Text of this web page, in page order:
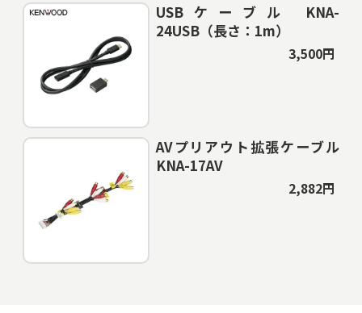
USBケーブル KNA-
24USB（長さ：1m）
3,500円
AVプリアウト拡張ケーブル
KNA-17AV
2,882円